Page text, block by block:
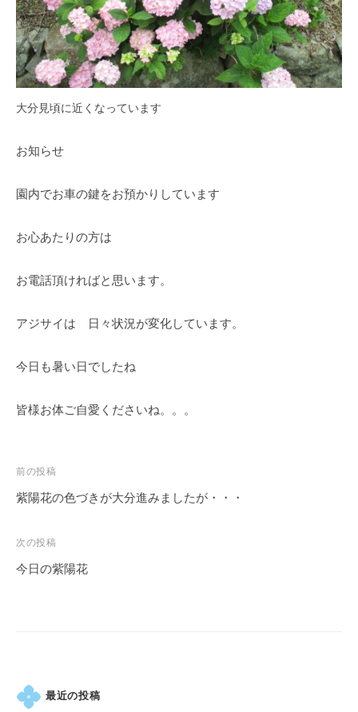
大分見頃に近くなっています
お知らせ
園内でお車の鍵をお預かりしています
お心あたりの方は
お電話頂ければと思います。
アジサイは 日々状況が変化しています。
今日も暑い日でしたね
皆様お体ご自愛くださいね。。。
投
稿
ビ
ゲ
前の投稿
紫陽花の色づきが大分進みましたが・・・
次の投稿
今日の紫陽花
最近の投稿